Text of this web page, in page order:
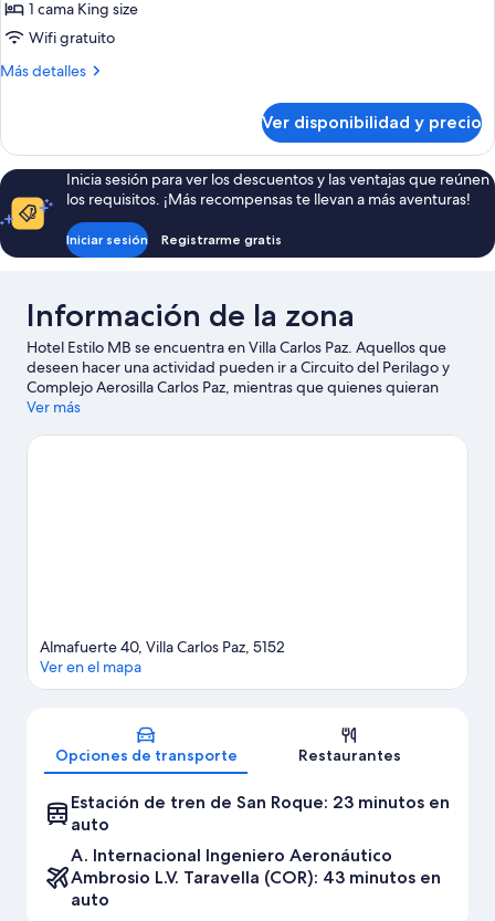
superior,
1
cama
para
no
fumadores,
vista
al
lago
1 cama King size
Wifi gratuito
Más detalles
Más
superior,
cama
King
size,
para
vista
lago
Ver disponibilidad y precio
Inicia sesión para ver los descuentos y las ventajas que reúnen
los requisitos. ¡Más recompensas te llevan a más aventuras!
Iniciar sesión Registrarme gratis
Información de la zona
Hotel Estilo MB se encuentra en Villa Carlos Paz. Aquellos que
deseen hacer una actividad pueden ir a Circuito del Perilago y
Complejo Aerosilla Carlos Paz, mientras que quienes quieran
apreciar la belleza natural del área pueden visitar Parque
pena conocer La Casa de Casper y Bosque Aventura. En la zona
Ver más
Almafuerte 40, Villa Carlos Paz, 5152
Ver en el mapa
Opciones de transporte Restaurantes
Estación de tren de San Roque: 23 minutos en
auto
A. Internacional Ingeniero Aeronáutico
Ambrosio L.V. Taravella (COR): 43 minutos en
auto